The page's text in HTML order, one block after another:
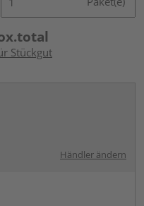
Stückgut
Händler ändern